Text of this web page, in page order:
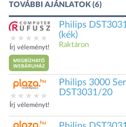
TOVÁBBI AJÁNLATOK (6)
Írj véleményt!
Philips
(kék)
Raktáron
Írj véleményt!
Philips 3000
DST3031/20